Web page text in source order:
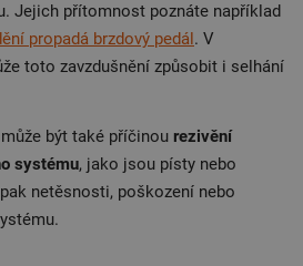
Jejich přítomnost poznáte například
propadá brzdový pedál . V
toto zavzdušnění způsobit i selhání
být také příčinou rezivění
systému, jako jsou písty nebo
netěsnosti, poškození nebo